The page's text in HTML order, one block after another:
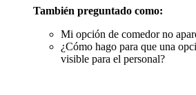
También preguntado como:
Mi opción de comedor no
¿Cómo hago para que una
visible para el personal?